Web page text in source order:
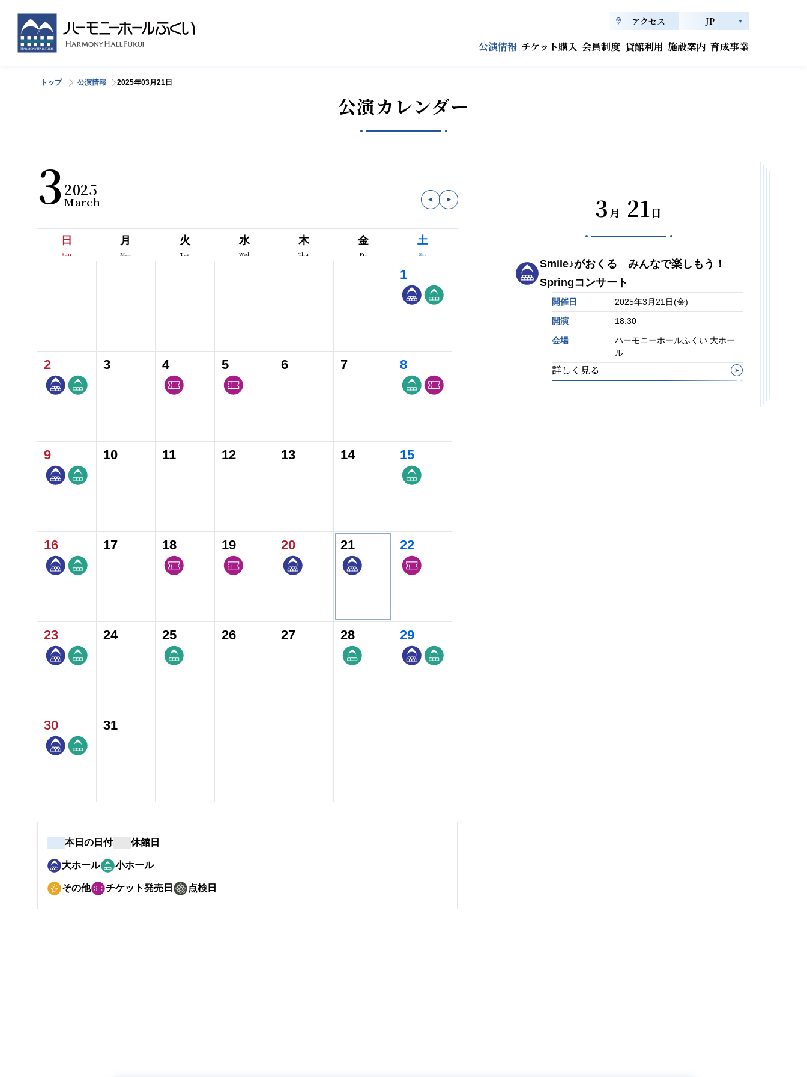
公演情報 チケット購入 会員制度 貸館利用 施設案内 育成事業
アクセス JP
トップ 公演情報 2025年03月21日
公演カレンダー
2025
3
日 月 火 水 木 金 土
1
2 3 4 5 6 7 8
9 10 11 12 13 14 15
16 17 18 19 20 21 22
23 24 25 26 27 28 29
30 31
本日の日付 休館日
大ホール 小ホール
その他 チケット発売日 点検日
3 月 21 日
Smile♪がおくる みんなで楽しもう！
Springコンサート
開催日
2025年3月21日(金)
開演
18:30
会場
ハーモニーホールふくい 大ホー
ル
詳しく見る